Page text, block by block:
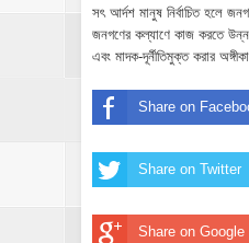
সৎ আর্দশ মানুষ নির্বাচিত হলে
জনগণের কল্যাণে কাজ করতে
এবং মাদক-দূর্নীতিমুক্ত করার
Share on
Share on Twitter
Share on Google